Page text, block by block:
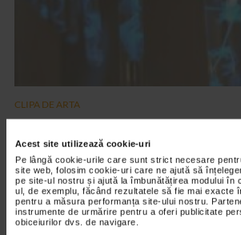
Acest site utilizează cookie-uri
Pe lângă cookie-urile care sunt strict necesare
site web, folosim cookie-uri care ne ajută să
pe site-ul nostru și ajută la îmbunătățirea modului în
ul, de exemplu, făcând rezultatele să fie mai exacte
pentru a măsura performanța site-ului nostru.
instrumente de urmărire pentru a oferi publicitate
obiceiurilor dvs. de navigare.
CLIPA DE ARTA
„Invisible Garden #2”
139 vizualizari
VIDEO